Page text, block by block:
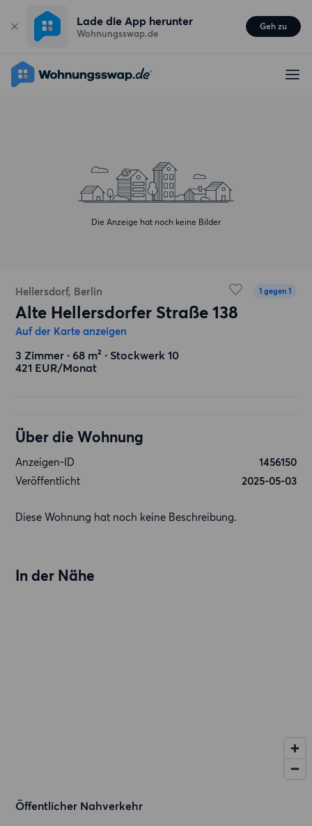
Lade die App herunter
Wohnungsswap.de
Geh zu
Die Anzeige hat noch keine Bilder
Hellersdorf, Berlin 1 gegen 1
Alte Hellersdorfer Straße 138
Auf der Karte anzeigen
3 Zimmer ∙ 68 m² ∙ Stockwerk 10
421 EUR/Monat
Über die Wohnung
Anzeigen-ID
1456150
Veröffentlicht
2025-05-03
Diese Wohnung hat noch keine Beschreibung.
In der Nähe
Öffentlicher Nahverkehr